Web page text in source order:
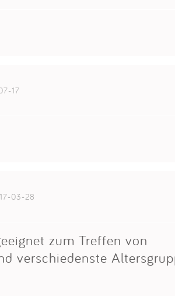
17
03-28
zum Treffen von
verschiedenste